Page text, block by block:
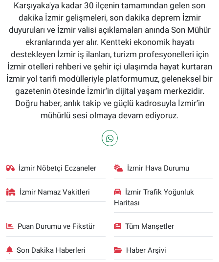
Karşıyaka'ya kadar 30 ilçenin tamamından gelen son
dakika İzmir gelişmeleri, son dakika deprem İzmir
duyuruları ve İzmir valisi açıklamaları anında Son Mühür
ekranlarında yer alır. Kentteki ekonomik hayatı
destekleyen İzmir iş ilanları, turizm profesyonelleri için
İzmir otelleri rehberi ve şehir içi ulaşımda hayat kurtaran
İzmir yol tarifi modülleriyle platformumuz, geleneksel bir
gazetenin ötesinde İzmir'in dijital yaşam merkezidir.
Doğru haber, anlık takip ve güçlü kadrosuyla İzmir’in
mühürlü sesi olmaya devam ediyoruz.
İzmir Nöbetçi Eczaneler İzmir Hava Durumu
İzmir Namaz Vakitleri
İzmir Trafik Yoğunluk
Haritası
Puan Durumu ve Fikstür Tüm Manşetler
Son Dakika Haberleri Haber Arşivi